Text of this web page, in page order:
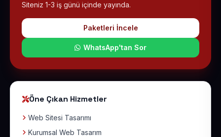
Siteniz 1-3 iş günü içinde yayında.
Paketleri İncele
WhatsApp'tan Sor
Öne Çıkan Hizmetler
Web Sitesi Tasarımı
Kurumsal Web Tasarım